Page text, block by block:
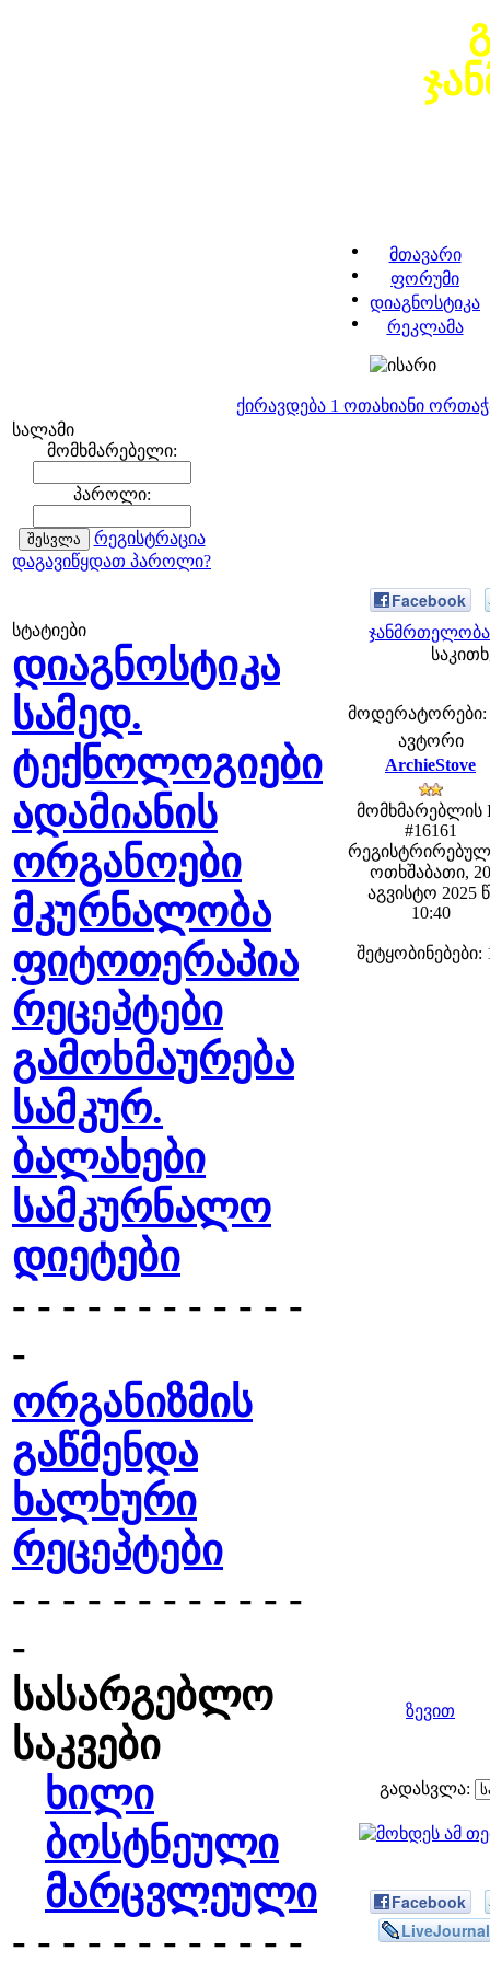
მთავარი
ფორუმი
დიაგნოსტიკა
რეკლამა
ქირავდება 1 ოთახიანი
სალამი
მომხმარებელი:
პაროლი:
რეგისტრაცია
დაგავიწყდათ პაროლი?
სტატიები
დიაგნოსტიკა
სამედ.
ტექნოლოგიები
ადამიანის
ორგანოები
მკურნალობა
ფიტოთერაპია
რეცეპტები
გამოხმაურება
სამკურ.
ბალახები
სამკურნალო
დიეტები
- - - - - - - - - - - -
-
ორგანიზმის
გაწმენდა
ხალხური
რეცეპტები
- - - - - - - - - - - -
-
სასარგებლო
საკვები
ხილი
ბოსტნეული
მარცვლეული
- - - - - - - - - - - -
Facebook
ჯანმრთელობა
მოდერატორები:
ავტორი
ArchieStove
მომხმარებლის
#16161
ოთხშაბათი, 20
აგვისტო 2025
10:40
შეტყობინებები:
ზევით
გადასვლა:
Facebook
LiveJournal